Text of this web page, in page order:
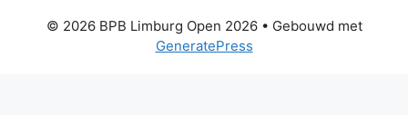
© 2026 BPB Limburg Open 2026• Gebouwd met
GeneratePress